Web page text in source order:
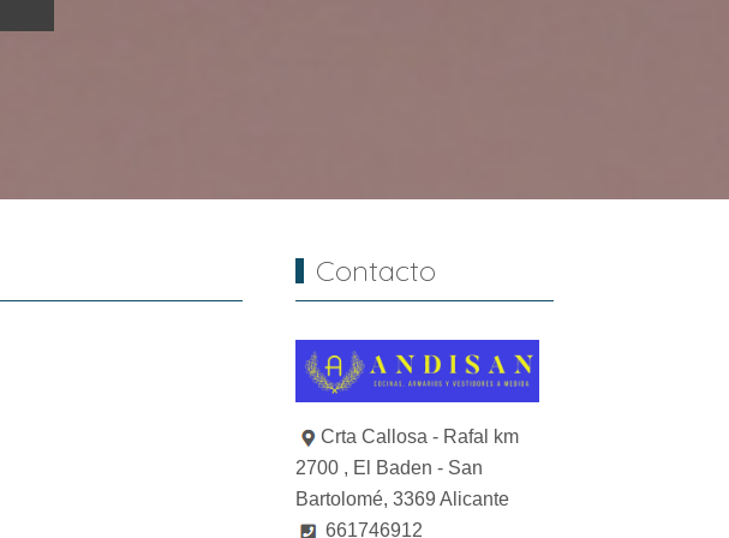
Contacto
Crta Callosa - Rafal km
2700 , El Baden - San
Bartolomé, 3369 Alicante
661746912